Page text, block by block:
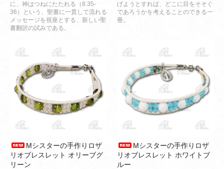
に、神はつねにたたれる（8.35-
36）という、聖書に一貫して流れる
メッセージを視座とする、新しい聖
書翻訳の試みである。
げようとすれば、どこに目をそそぐ
であろうかを考えることのできる一
冊。
Mシスターの手作りロザ
リオブレスレット オリーブグ
リーン
Mシスターの手作りロザ
リオブレスレット ホワイトブ
ルー